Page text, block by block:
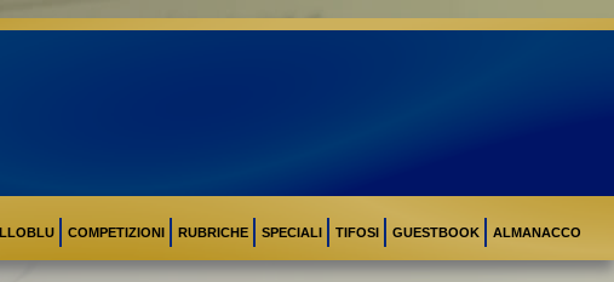
COMPETIZIONI RUBRICHE SPECIALI TIFOSI GUESTBOOK ALMANACCO